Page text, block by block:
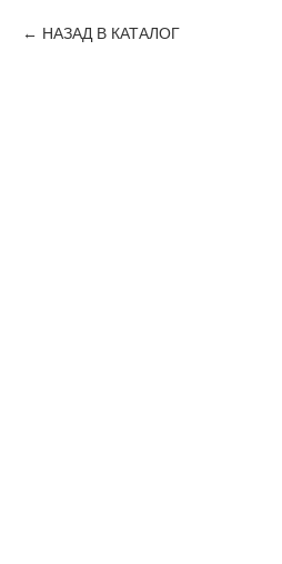
НАЗАД В КАТАЛОГ